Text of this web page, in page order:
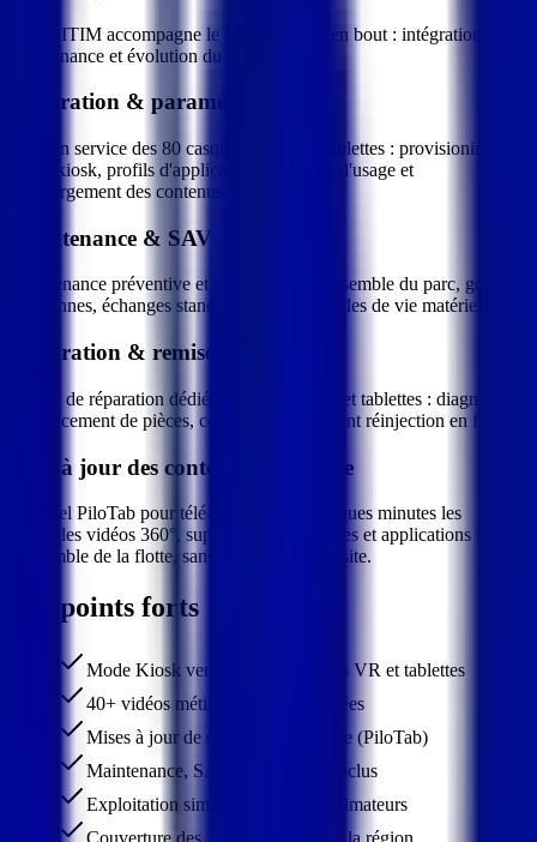
REALITIM accompagne le client de bout en bout : intégration,
maintenance et évolution du dispositif.
Intégration & paramétrage
Mise en service des 80 casques VR et 80 tablettes : provisioning,
mode kiosk, profils d'application, scénarios d'usage et
préchargement des contenus.
Maintenance & SAV
Maintenance préventive et corrective de l'ensemble du parc, gestion
des pannes, échanges standard, suivi des cycles de vie matériel.
Réparation & remise à niveau
Atelier de réparation dédié pour les casques et tablettes : diagnostic,
remplacement de pièces, contrôle qualité avant réinjection en flotte.
Mise à jour des contenus à distance
Logiciel PiloTab pour télé-déployer en quelques minutes les
nouvelles vidéos 360°, supports pédagogiques et applications sur
l'ensemble de la flotte, sans intervention sur site.
Les points forts
Mode Kiosk verrouillé sur casques VR et tablettes
40+ vidéos métiers 360° préchargées
Mises à jour de contenus à distance (PiloTab)
Maintenance, SAV et réparation inclus
Exploitation simplifiée pour les animateurs
Couverture des 5 départements de la région